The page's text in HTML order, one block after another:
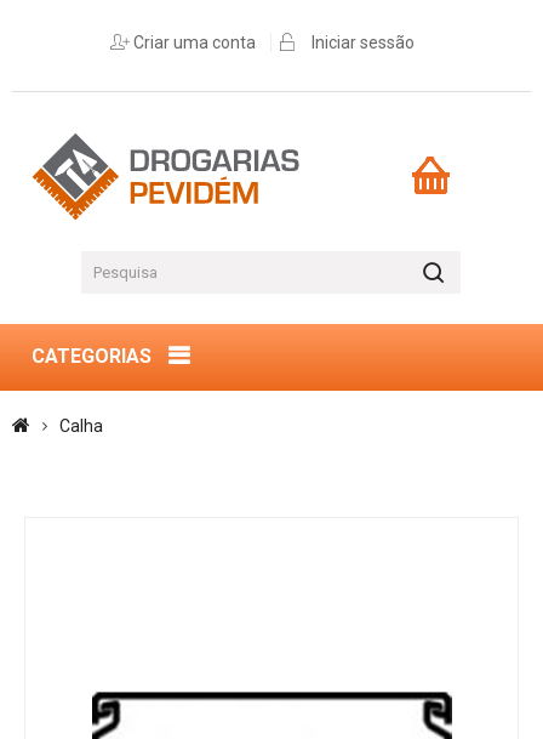
Criar uma conta Iniciar sessão
CATEGORIAS
Calha